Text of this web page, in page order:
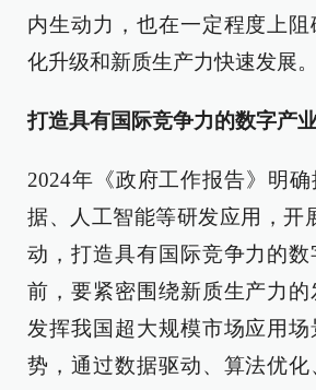
内生动力，也在一定程度上
化升级和新质生产力快速发展。
打造具有国际竞争力的数字产
2024年《政府工作报告》明
据、人工智能等研发应用，开
动，打造具有国际竞争力的
前，要紧密围绕新质生产力
发挥我国超大规模市场应用
势，通过数据驱动、算法优